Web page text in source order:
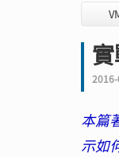
本篇
示如